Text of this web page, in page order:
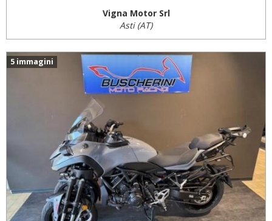
Vigna Motor Srl
Asti (AT)
5 immagini